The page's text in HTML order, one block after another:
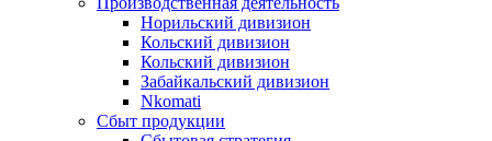
Норильский дивизион
Кольский дивизион
Кольский дивизион
Забайкальский дивизион
Nkomati
Сбыт продукции